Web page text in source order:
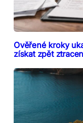
Ověřené kroky
získat zpět